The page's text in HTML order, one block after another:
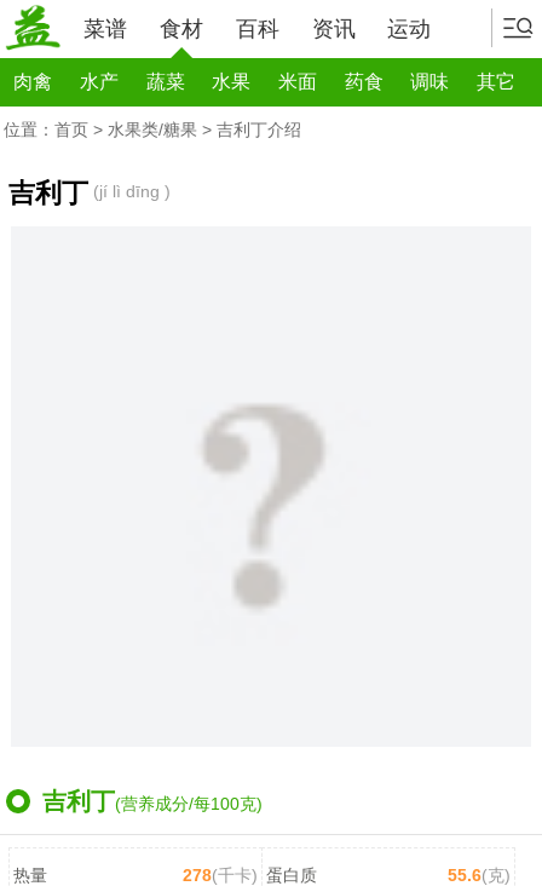
菜谱 食材 百科 资讯 运动
肉禽 水产 蔬菜 水果 米面 药食 调味 其它
位置： 首页 > 水果类/糖果 > 吉利丁介绍
吉利丁 (jí lì dīng )
吉利丁(营养成分/每100克)
热量 278(千卡) 蛋白质 55.6(克)